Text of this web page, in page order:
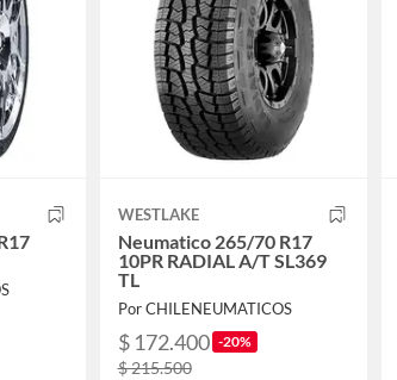
WESTLAKE
Neumatico 265/70 R17
10PR RADIAL A/T SL369
TL
Por CHILENEUMATICOS
$ 172.400 -20%
$ 215.500